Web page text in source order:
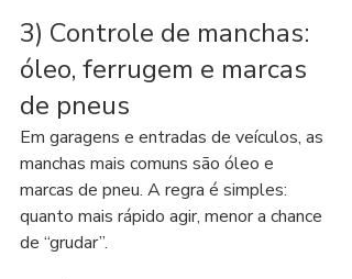
3) Controle de manchas:
óleo, ferrugem e marcas
de pneus
Em garagens e entradas de veículos, as
manchas mais comuns são óleo e
marcas de pneu. A regra é simples:
quanto mais rápido agir, menor a chance
de “grudar”.